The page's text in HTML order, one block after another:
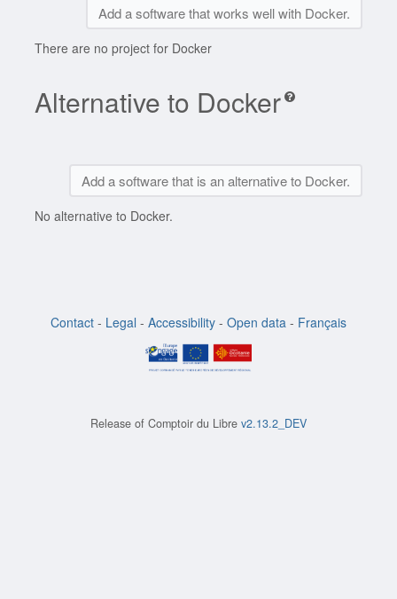
Add a software that works well with Docker.
There are no project for Docker
Alternative to Docker
Add a software that is an alternative to Docker.
No alternative to Docker.
Contact - Legal - Accessibility - Open data - Français
Release of Comptoir du Libre v2.13.2_DEV